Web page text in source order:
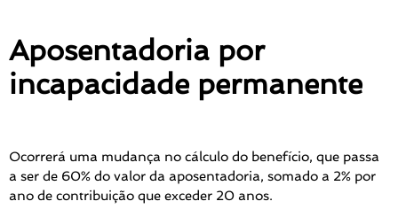
Aposentadoria por
incapacidade permanente
Ocorrerá uma mudança no cálculo do benefício, que passa
a ser de 60% do valor da aposentadoria, somado a 2% por
ano de contribuição que exceder 20 anos.